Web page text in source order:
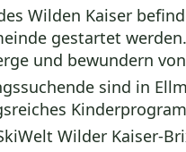
Wilden Kaiser
gestartet
und bewundern
sind in
Wilder Kaiser-